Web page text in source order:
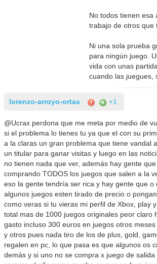
No todos tienen esa
trabajo de otros que
Ni una sola prueba
para ningún juego.
vida con unas
cuando las juegues,
lorenzo-arroyo-ortas +1
@Ucrax perdona que me meta por medio de
si el problema lo tienes tu ya que el con su
a la claras un gran problema que tiene vandal
un titular para ganar visitas y luego en las
no tienen nada que ver, además hay gente
comprando TODOS los juegos que salen a la
eso la gente tendría ser rica y hay gente que o
algunos juegos esten tirado de precio o
como veras si tu vieras mi perfil de Xbox, play
total mas de 1000 juegos originales peor claro
gasto incluso 300 euros en juegos otros
y otros pues nada tiro de los de plus, gold,
regalen en pc, lo que pasa es que algunos os
demás y si uno no se compra x juego de